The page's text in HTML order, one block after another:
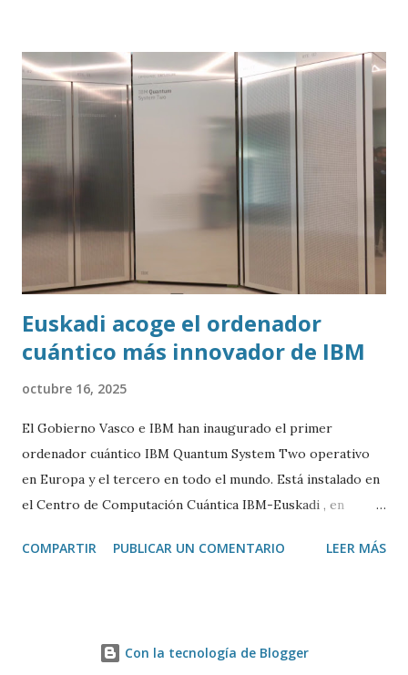
Euskadi acoge el ordenador
cuántico más innovador de IBM
octubre 16, 2025
El Gobierno Vasco e IBM han inaugurado el primer
ordenador cuántico IBM Quantum System Two operativo
en Europa y el tercero en todo el mundo. Está instalado en
el Centro de Computación Cuántica IBM-Euskadi , en
siete metros de ancho por 4 de alto. Está encerrado en una
funcionamiento. La base de un ordenador cuántico son los
COMPARTIR PUBLICAR UN COMENTARIO LEER MÁS
Con la tecnología de Blogger